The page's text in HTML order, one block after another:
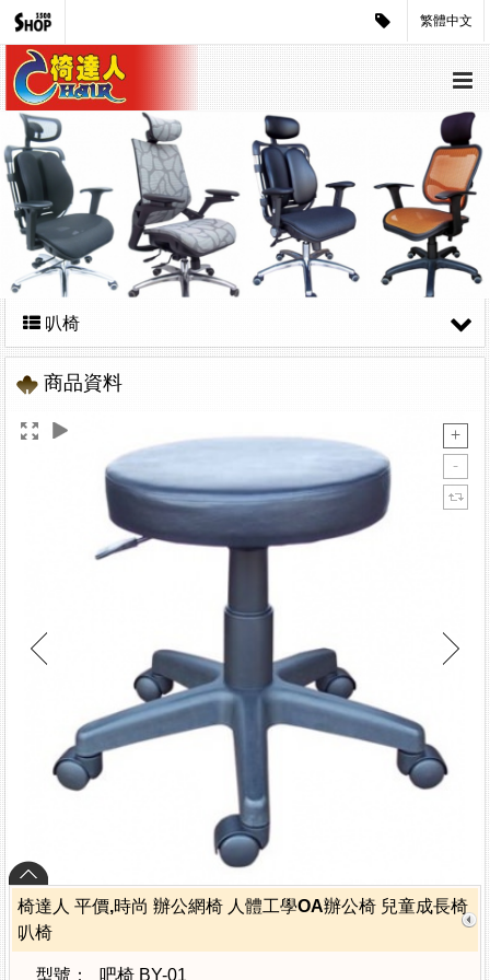
繁體中文
叭椅
商品資料
椅達人 平價,時尚 辦公網椅 人體工學OA辦公椅 兒童成長椅
叭椅
型號： 吧椅 BY-01